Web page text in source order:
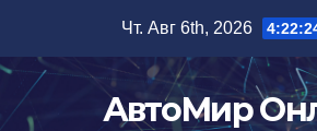
содержимому
Чт. Авг 6th, 2026
АвтоМир